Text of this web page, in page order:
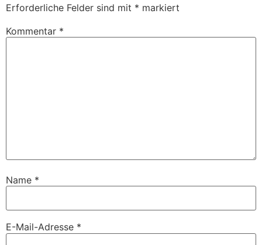
Erforderliche Felder sind mit * markiert
Kommentar *
Name *
E-Mail-Adresse *